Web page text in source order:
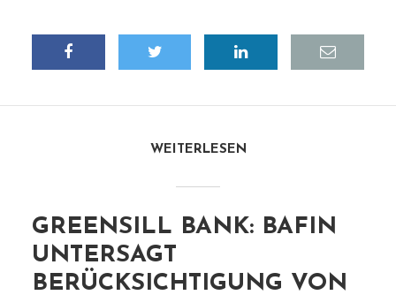
WEITERLESEN
GREENSILL BANK: BAFIN
UNTERSAGT
BERÜCKSICHTIGUNG VON